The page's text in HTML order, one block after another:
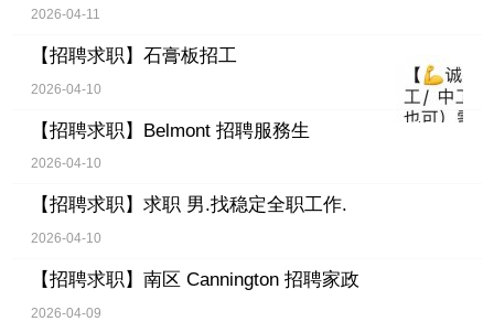
2026-04-11
【招聘求职】 石膏板招工
2026-04-10
【招聘求职】 Belmont 招聘服務生
2026-04-10
【招聘求职】 求职 男.找稳定全职工作.
2026-04-10
【招聘求职】 南区 Cannington 招聘家政
2026-04-09